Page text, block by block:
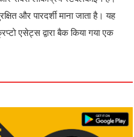
और पारदर्शी माना जाता है। यह
एसेट्स द्वारा बैक किया गया एक